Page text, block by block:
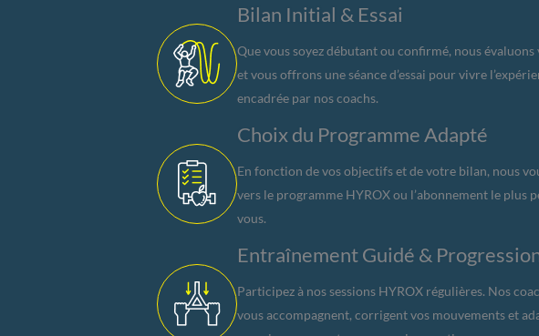
Bilan Initial & Essai
Que vous soyez débutant ou confirmé, nous évaluons
et vous offrons une séance d’essai pour vivre
encadrée par nos coachs.
Choix du Programme Adapté
En fonction de vos objectifs et de votre bilan, nous
vers le programme HYROX ou l’abonnement le plus
vous.
Entraînement Guidé &
Participez à nos sessions HYROX régulières. Nos
vous accompagnent, corrigent vos mouvements et